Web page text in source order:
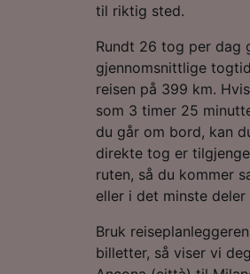
til riktig sted.
Rundt 26 tog per dag
gjennomsnittlige
reisen på 399 km.
som 3 timer 25
du går om bord, kan
direkte tog er
ruten, så du kommer
eller i det minste deler
Bruk
billetter, så viser vi